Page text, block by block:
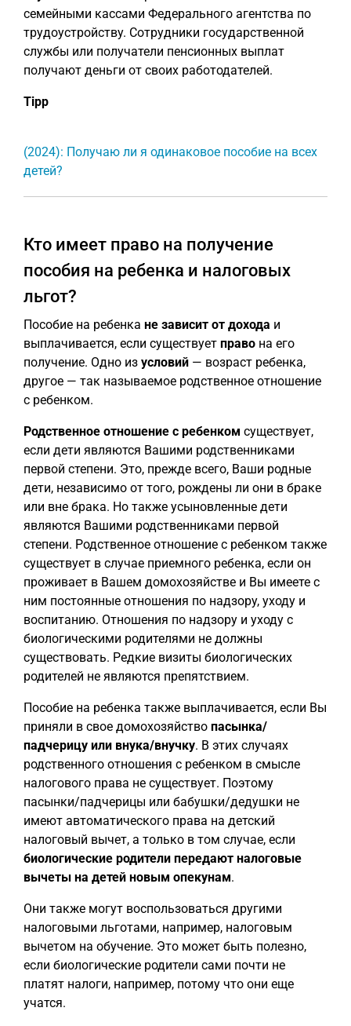
семейными кассами Федерального агентства по
трудоустройству. Сотрудники государственной
службы или получатели пенсионных выплат
получают деньги от своих работодателей.
Tipp
(2024): Получаю ли я одинаковое пособие на всех
детей?
Кто имеет право на получение
пособия на ребенка и налоговых
льгот?
Пособие на ребенка не зависит от дохода и
выплачивается, если существует право на его
получение. Одно из условий — возраст ребенка,
другое — так называемое родственное отношение
с ребенком.
Родственное отношение с ребенком существует,
если дети являются Вашими родственниками
первой степени. Это, прежде всего, Ваши родные
дети, независимо от того, рождены ли они в браке
или вне брака. Но также усыновленные дети
являются Вашими родственниками первой
степени. Родственное отношение с ребенком также
существует в случае приемного ребенка, если он
проживает в Вашем домохозяйстве и Вы имеете с
ним постоянные отношения по надзору, уходу и
воспитанию. Отношения по надзору и уходу с
биологическими родителями не должны
существовать. Редкие визиты биологических
родителей не являются препятствием.
Пособие на ребенка также выплачивается, если Вы
приняли в свое домохозяйство пасынка/
падчерицу или внука/внучку. В этих случаях
родственного отношения с ребенком в смысле
налогового права не существует. Поэтому
пасынки/падчерицы или бабушки/дедушки не
имеют автоматического права на детский
налоговый вычет, а только в том случае, если
биологические родители передают налоговые
вычеты на детей новым опекунам.
Они также могут воспользоваться другими
налоговыми льготами, например, налоговым
вычетом на обучение. Это может быть полезно,
если биологические родители сами почти не
платят налоги, например, потому что они еще
учатся.